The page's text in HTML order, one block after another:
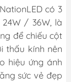
có 3
/ 36W, là
để chiếu cột
thấu kính nên
hiệu ứng ánh
sức vẻ đẹp